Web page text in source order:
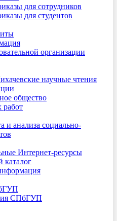
для сотрудников
для студентов
организации
научные чтения
общество
работ
и анализа социально-
Интернет-ресурсы
каталог
СПбГУП